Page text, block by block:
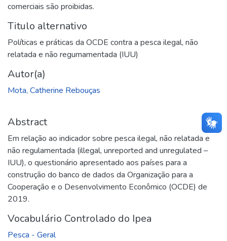
comerciais são proibidas.
Titulo alternativo
Políticas e práticas da OCDE contra a pesca ilegal, não
relatada e não regumamentada (IUU)
Autor(a)
Mota, Catherine Rebouças
Abstract
Em relação ao indicador sobre pesca ilegal, não relatada e
não regulamentada (illegal, unreported and unregulated –
IUU), o questionário apresentado aos países para a
construção do banco de dados da Organização para a
Cooperação e o Desenvolvimento Econômico (OCDE) de
2019.
Vocabulário Controlado do Ipea
Pesca - Geral